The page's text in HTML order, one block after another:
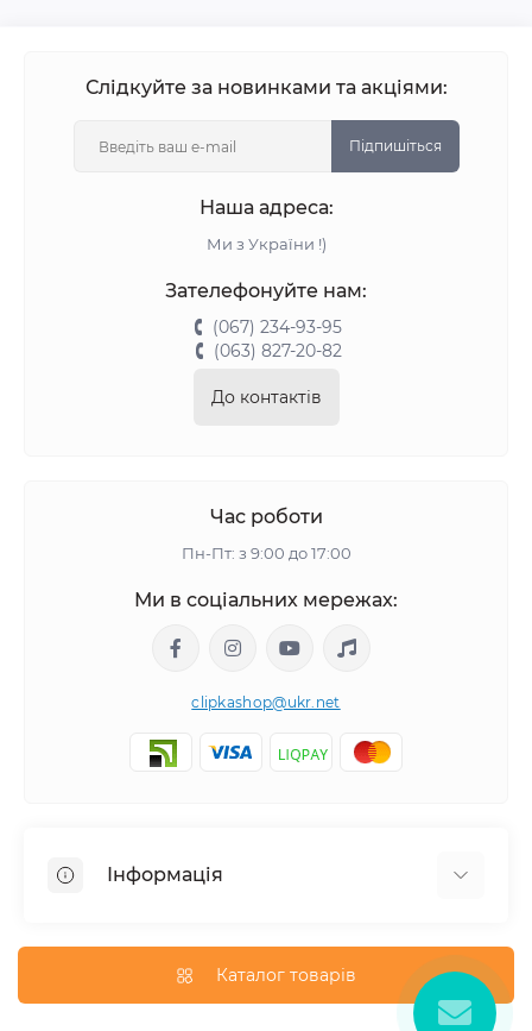
Слідкуйте за новинками та акціями:
Підпишіться
Наша адреса:
Ми з України !)
Зателефонуйте нам:
(067) 234-93-95
(063) 827-20-82
До контактів
Час роботи
Пн-Пт: з 9:00 до 17:00
Ми в соціальних мережах:
clipkashop@ukr.net
Інформація
Контакти
Каталог товарів